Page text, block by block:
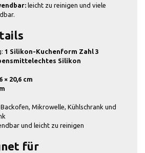
leicht zu reinigen und viele
1 Silikon-Kuchenform Zahl 3
Silikon
× 20,6 cm
Mikrowelle, Kühlschrank und
und leicht zu reinigen
für